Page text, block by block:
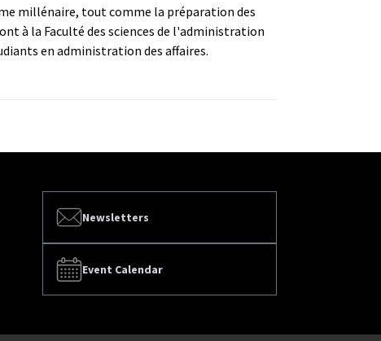
millénaire, tout comme la préparation des
à la Faculté des sciences de l'administration
en administration des affaires.
Newsletters
Event Calendar